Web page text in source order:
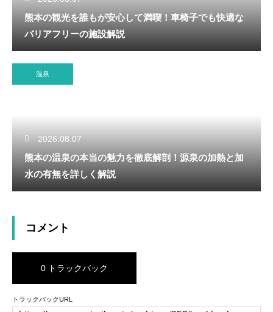
熊本の観光を誰もが安心して満喫！車椅子でも快適な
バリアフリーの施設解説
温泉
2026.08.07
熊本の温泉の本当の魅力を徹底解剖！源泉の加熱と加
水の有無を詳しく解説
コメント
0 トラックバック
トラックバックURL